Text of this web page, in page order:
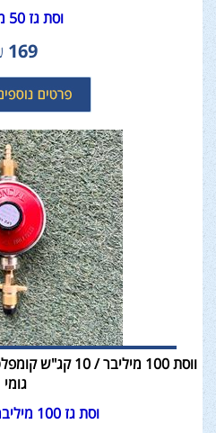
וסת גז 50 מיליבר
169
ווסת 100 מיליבר
גומי
וסת גז 100 מיליבר / 10 קג"ש